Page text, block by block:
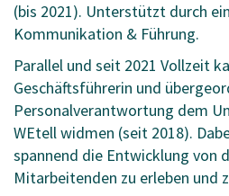
(bis 2021). Unterstützt durch
Kommunikation & Führung.
Parallel und seit 2021 Vollzeit
Geschäftsführerin und
Personalverantwortung dem
WEtell widmen (seit 2018).
spannend die Entwicklung von
Mitarbeitenden zu erleben und